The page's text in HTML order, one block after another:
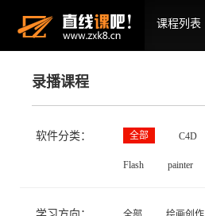
课程列表
录播课程
软件分类： 全部 C4D
Flash painter